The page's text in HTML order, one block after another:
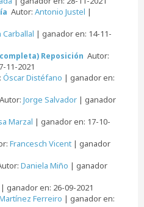
Autor: Antonio Justel |
Carballal | ganador en: 14-11-
Reposición Autor:
11-2021
Óscar Distéfano | ganador en:
Autor: Jorge Salvador | ganador
Marzal | ganador en: 17-10-
Francesch Vicent | ganador
Daniela Miño | ganador
| ganador en: 26-09-2021
Martínez Ferreiro | ganador en: